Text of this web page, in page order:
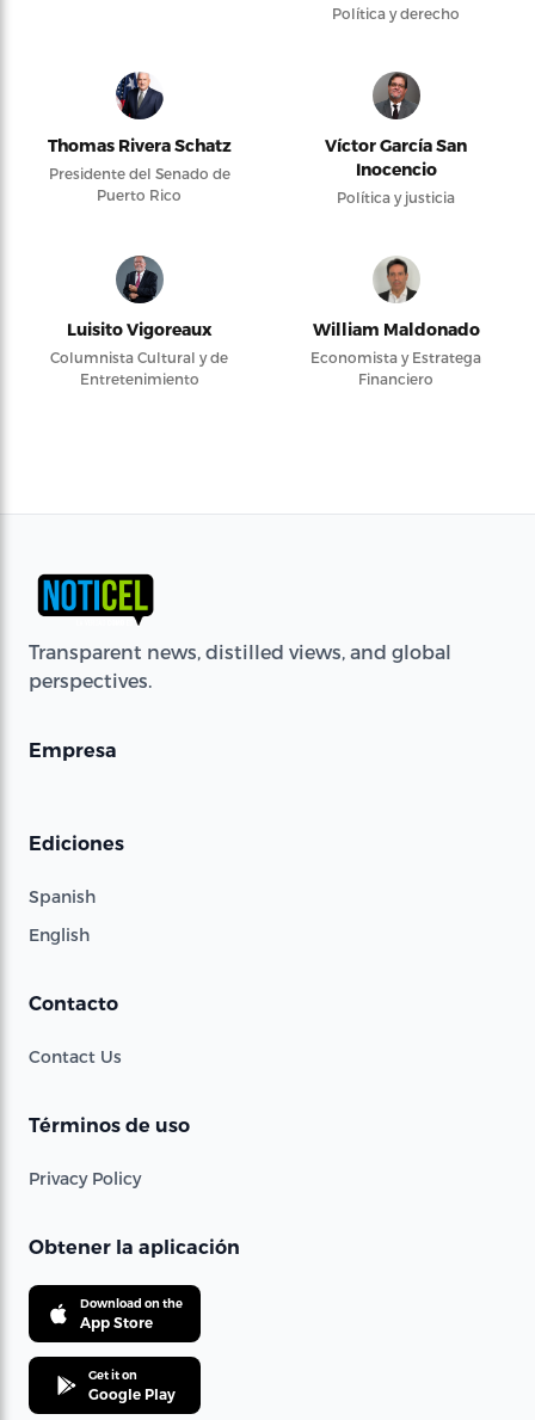
Política y derecho
Thomas Rivera Schatz
Presidente del Senado de
Puerto Rico
Víctor García San
Inocencio
Política y justicia
Luisito Vigoreaux
Columnista Cultural y de
Entretenimiento
William Maldonado
Economista y Estratega
Financiero
Transparent news, distilled views, and global
perspectives.
Empresa
Ediciones
Spanish
English
Contacto
Contact Us
Términos de uso
Privacy Policy
Obtener la aplicación
Download on the
App Store
Get it on
Google Play